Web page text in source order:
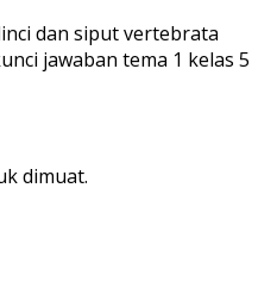
dan siput vertebrata
jawaban tema 1 kelas 5
dimuat.